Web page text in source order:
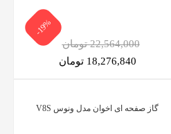
-19%
22,564,000 تومان
18,276,840 تومان
گاز صفحه ای اخوان مدل ونوس V8S